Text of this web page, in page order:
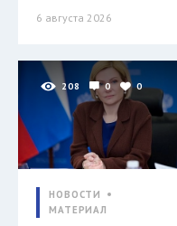
6 августа 2026
208 0 0
НОВОСТИ
МАТЕРИАЛ